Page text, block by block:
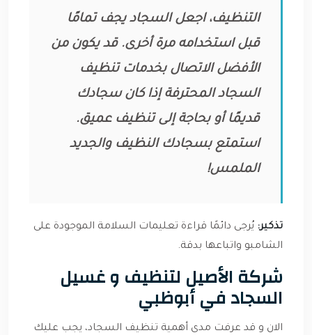
التنظيف، اجعل السجاد يجف تمامًا
قبل استخدامه مرة أخرى. قد يكون من
الأفضل الاتصال بخدمات تنظيف
السجاد المحترفة إذا كان سجادك
قديمًا أو بحاجة إلى تنظيف عميق.
استمتع بسجادك النظيف والجديد
الملمس!
تذكير: يُرجى دائمًا قراءة تعليمات السلامة الموجودة على
الشامبو واتباعها بدقة.
شركة الأصيل لتنظيف و غسيل
السجاد في أبوظبي
الان و قد عرفت مدى أهمية تنظيف السجاد، يجب عليك